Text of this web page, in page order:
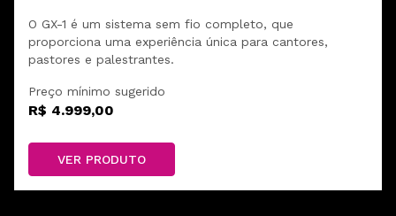
O GX-1 é um sistema sem fio completo, que
proporciona uma experiência única para cantores,
pastores e palestrantes.
Preço mínimo sugerido
R$ 4.999,00
VER PRODUTO